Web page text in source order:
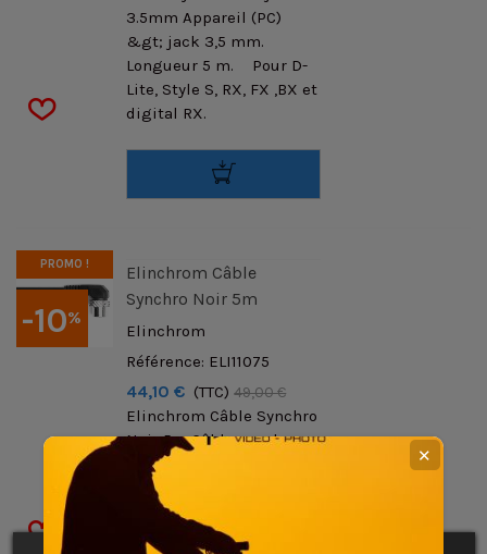
3.5mm Appareil (PC)
&gt; jack 3,5 mm.
Longueur 5 m. Pour D-
Lite, Style S, RX, FX ,BX et
digital RX.
-10%
PROMO !
Elinchrom Câble
Synchro Noir 5m
Elinchrom
Référence: ELI11075
44,10 € (TTC) 49,00 €
Elinchrom Câble Synchro
Noir 5m Câble synchro
standard. Appareil (PC)
&gt; prise amphénol.
Sauf D-Lite, Style FX et
✕